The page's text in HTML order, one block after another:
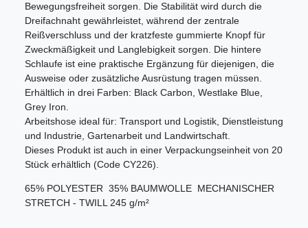
Bewegungsfreiheit sorgen. Die Stabilität wird durch die
Dreifachnaht gewährleistet, während der zentrale
Reißverschluss und der kratzfeste gummierte Knopf für
Zweckmäßigkeit und Langlebigkeit sorgen. Die hintere
Schlaufe ist eine praktische Ergänzung für diejenigen, die
Ausweise oder zusätzliche Ausrüstung tragen müssen.
Erhältlich in drei Farben: Black Carbon, Westlake Blue,
Grey Iron.
Arbeitshose ideal für: Transport und Logistik, Dienstleistung
und Industrie, Gartenarbeit und Landwirtschaft.
Dieses Produkt ist auch in einer Verpackungseinheit von 20
Stück erhältlich (Code CY226).
65% POLYESTER  35% BAUMWOLLE  MECHANISCHER
STRETCH - TWILL 245 g/m²